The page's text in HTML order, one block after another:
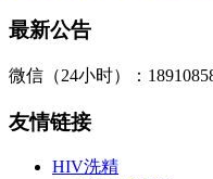
最新公告
微信（24小时）：
友情链接
HIV洗精